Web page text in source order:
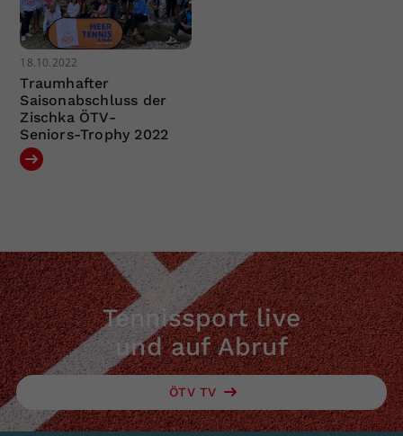
18.10.2022
Traumhafter
Saisonabschluss der
Zischka ÖTV-
Seniors-Trophy 2022
Tennissport live
und auf Abruf
ÖTV TV